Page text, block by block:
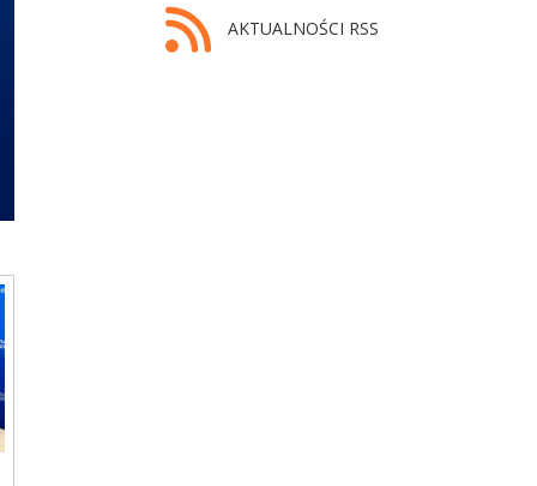
AKTUALNOŚCI RSS